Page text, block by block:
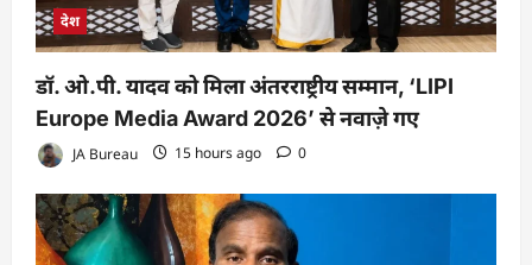
देश
डॉ. ओ.पी. यादव को मिला अंतरराष्ट्रीय सम्मान, ‘LIPI
Europe Media Award 2026’ से नवाज़े गए
JA Bureau 15 hours ago 0